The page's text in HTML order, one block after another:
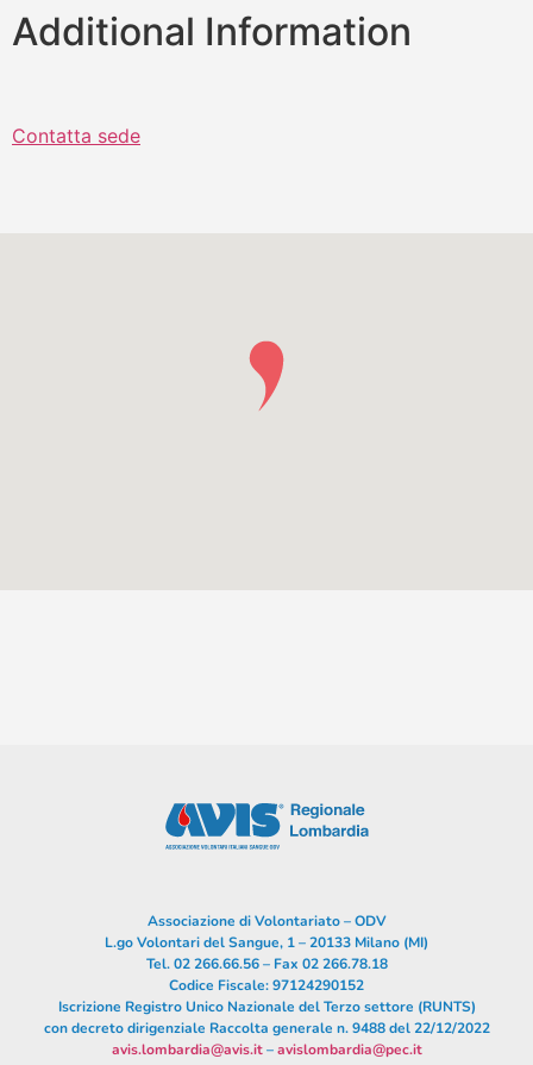
Additional Information
Contatta sede
Associazione di Volontariato – ODV
L.go Volontari del Sangue, 1 – 20133 Milano (MI)
Tel. 02 266.66.56 – Fax 02 266.78.18
Codice Fiscale: 97124290152
Iscrizione Registro Unico Nazionale del Terzo settore (RUNTS)
con decreto dirigenziale Raccolta generale n. 9488 del 22/12/2022
avis.lombardia@avis.it–avislombardia@pec.it